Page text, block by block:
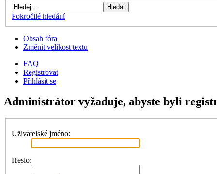
Pokročilé hledání
Obsah fóra
Změnit velikost textu
FAQ
Registrovat
Přihlásit se
Administrátor vyžaduje, abyste byli
Uživatelské jméno:
Heslo: